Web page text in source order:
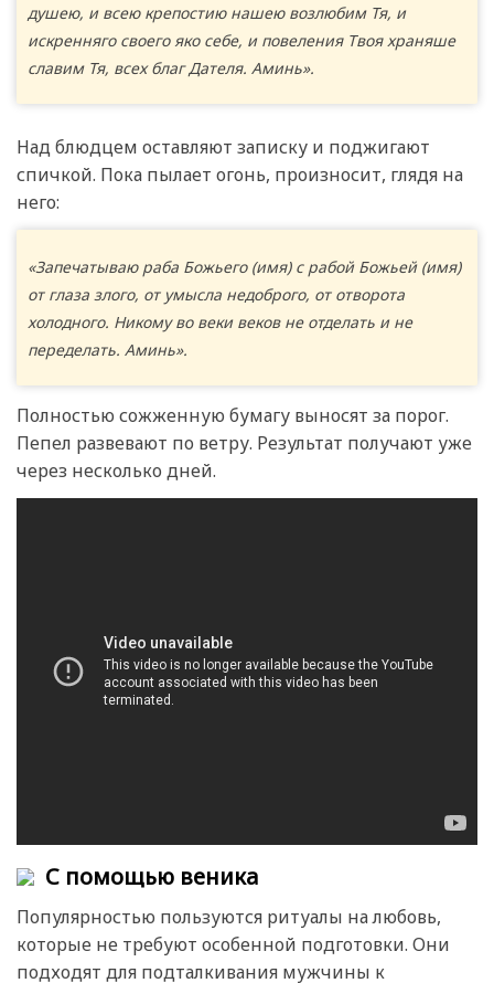
душею, и всею крепостию нашею возлюбим Тя, и
искренняго своего яко себе, и повеления Твоя храняше
славим Тя, всех благ Дателя. Аминь».
Над блюдцем оставляют записку и поджигают
спичкой. Пока пылает огонь, произносит, глядя на
него:
«Запечатываю раба Божьего (имя) с рабой Божьей (имя)
от глаза злого, от умысла недоброго, от отворота
холодного. Никому во веки веков не отделать и не
переделать. Аминь».
Полностью сожженную бумагу выносят за порог.
Пепел развевают по ветру. Результат получают уже
через несколько дней.
С помощью веника
Популярностью пользуются ритуалы на любовь,
которые не требуют особенной подготовки. Они
подходят для подталкивания мужчины к